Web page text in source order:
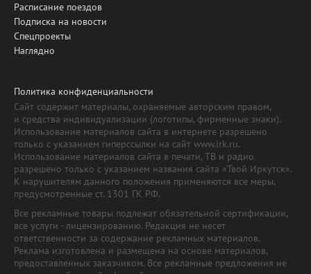
Расписание поездов
Подписка на новости
Спецпроекты
Наглядно
Политика конфиденциальности
Сайт содержит материалы, охраняемые авторским правом,
и средства индивидуализации (логотипы, фирменные знаки).
Использование материалов сайта в интернете разрешено
только с указанием гиперссылки на сайт www.irk.ru.
Использование материалов сайта в печати, ТВ и радио
разрешено только с указанием названия сайта «Твой Иркутск».
К нарушителям данного положения применяются все меры,
предусмотренные ст. 1301 ГК РФ.
Все рекламные товары подлежат обязательной сертификации,
все услуги - лицензированию. Редакция не несет
ответственности за содержание рекламных материалов.
Реклама изготовлена и размещена на основе материалов,
предоставленных заказчиком. Все рекламные предложения не